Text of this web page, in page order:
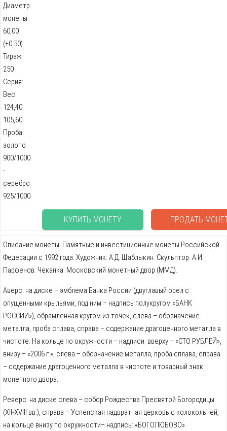
Диаметр
монеты:
60,00
(±0,50)
Тираж:
250
Серия:
Вес:
124,40
105,60
Проба:
золото
900/1000
-
серебро
925/1000
КУПИТЬ МОНЕТУ ПРОДАТЬ
Описание монеты: Памятные и инвестиционные монеты Российской
Федерации с 1992 года. Художник: А.Д. Щаблыкин. Скульптор: А.И.
Парфенов. Чеканка: Московский монетный двор (ММД).
Аверс: на диске – эмблема Банка России (двуглавый орел с
опущенными крыльями, под ним – надпись полукругом «БАНК
РОССИИ»), обрамленная кругом из точек, слева – обозначение
металла, проба сплава, справа – содержание драгоценного металла в
чистоте. На кольце по окружности – надписи: вверху – «СТО РУБЛЕЙ»,
внизу – «2006 г.», слева – обозначение металла, проба сплава, справа
– содержание драгоценного металла в чистоте и товарный знак
монетного двора.
Реверс: на диске слева – собор Рождества Пресвятой Богородицы
(XII-XVIII вв.), справа – Успенская надвратная церковь с колокольней,
на кольце внизу по окружности– надпись: «БОГОЛЮБОВО».